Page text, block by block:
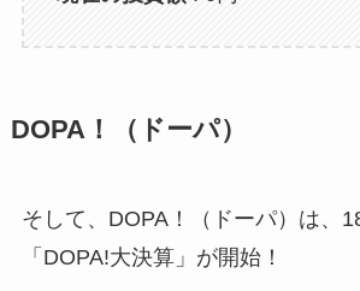
DOPA！（ドーパ）
そして、DOPA！（ドーパ）は、
「DOPA!大決算」が開始！